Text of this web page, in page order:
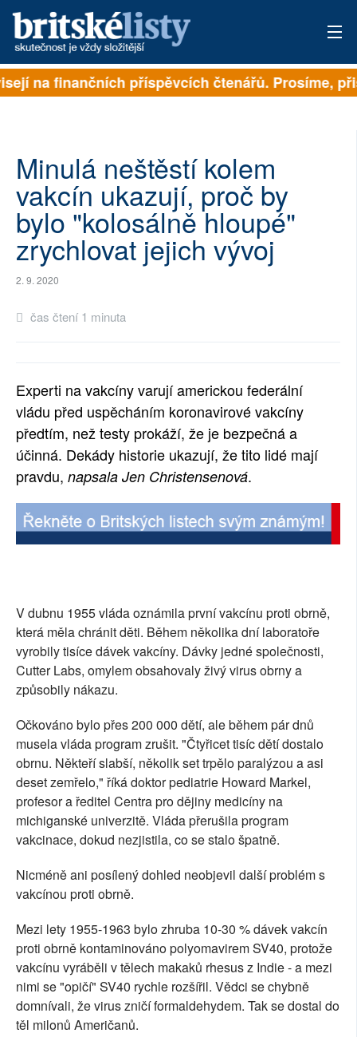
PŘIHLÁSIT
ARCHIV
ROZHOVORY
TÉMATA
NEJČTENĚJŠÍ ZA 7 DNÍ
RUBRIKY
PLNÁ VERZE STRÁNEK
na finančních příspěvcích čtenářů. Prosíme,
Minulá neštěstí kolem
vakcín ukazují, proč by
bylo "kolosálně hloupé"
zrychlovat jejich vývoj
2. 9. 2020
čas čtení 1 minuta
Experti na vakcíny varují americkou federální
vládu před uspěcháním koronavirové vakcíny
předtím, než testy prokáží, že je bezpečná a
účinná. Dekády historie ukazují, že tito lidé mají
pravdu, napsala Jen Christensenová.
V dubnu 1955 vláda oznámila první vakcínu proti obrně,
která měla chránit děti. Během několika dní laboratoře
vyrobily tisíce dávek vakcíny. Dávky jedné společnosti,
Cutter Labs, omylem obsahovaly živý virus obrny a
způsobily nákazu.
Očkováno bylo přes 200 000 dětí, ale během pár dnů
musela vláda program zrušit. "Čtyřicet tisíc dětí dostalo
obrnu. Někteří slabší, několik set trpělo paralýzou a asi
deset zemřelo," říká doktor pediatrie Howard Markel,
profesor a ředitel Centra pro dějiny medicíny na
michiganské univerzitě. Vláda přerušila program
vakcinace, dokud nezjistila, co se stalo špatně.
Nicméně ani posílený dohled neobjevil další problém s
vakcínou proti obrně.
Mezi lety 1955-1963 bylo zhruba 10-30 % dávek vakcín
proti obrně kontaminováno polyomavirem SV40, protože
vakcínu vyráběli v tělech makaků rhesus z Indie - a mezi
nimi se "opičí" SV40 rychle rozšířil. Vědci se chybně
domnívali, že virus zničí formaldehydem. Tak se dostal do
těl milonů Američanů.